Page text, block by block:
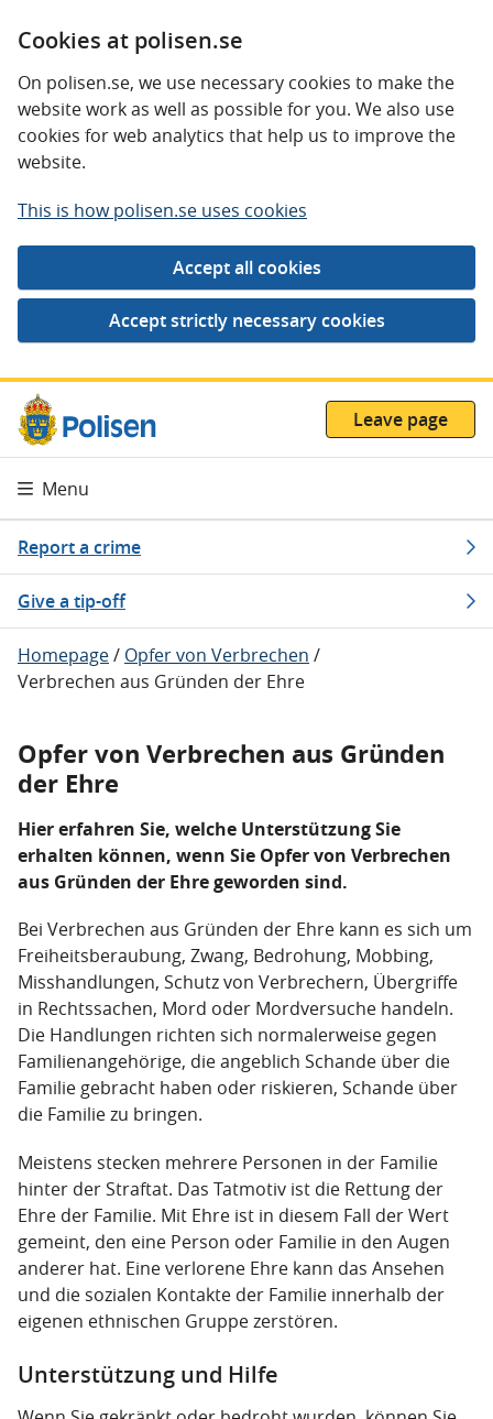
Cookies at polisen.se
On polisen.se, we use necessary cookies to make the
website work as well as possible for you. We also use
cookies for web analytics that help us to improve the
website.
This is how polisen.se uses cookies
Leave page
Menu
Report a crime
Give a tip-off
Homepage/ Opfer von Verbrechen /
Verbrechen aus Gründen der Ehre
Opfer von Verbrechen aus Gründen
der Ehre
Hier erfahren Sie, welche Unterstützung Sie
erhalten können, wenn Sie Opfer von Verbrechen
aus Gründen der Ehre geworden sind.
Bei Verbrechen aus Gründen der Ehre kann es sich um
Freiheitsberaubung, Zwang, Bedrohung, Mobbing,
Misshandlungen, Schutz von Verbrechern, Übergriffe
in Rechtssachen, Mord oder Mordversuche handeln.
Die Handlungen richten sich normalerweise gegen
Familienangehörige, die angeblich Schande über die
Familie gebracht haben oder riskieren, Schande über
die Familie zu bringen.
Meistens stecken mehrere Personen in der Familie
hinter der Straftat. Das Tatmotiv ist die Rettung der
Ehre der Familie. Mit Ehre ist in diesem Fall der Wert
gemeint, den eine Person oder Familie in den Augen
anderer hat. Eine verlorene Ehre kann das Ansehen
und die sozialen Kontakte der Familie innerhalb der
eigenen ethnischen Gruppe zerstören.
Unterstützung und Hilfe